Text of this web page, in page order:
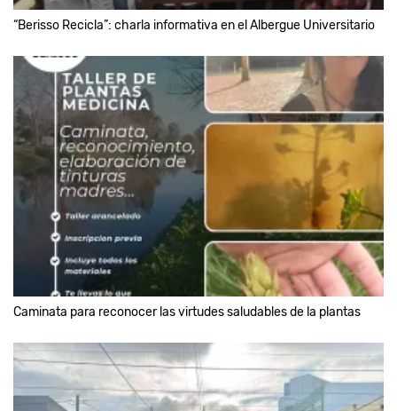
“Berisso Recicla”: charla informativa en el Albergue Universitario
Caminata para reconocer las virtudes saludables de la plantas